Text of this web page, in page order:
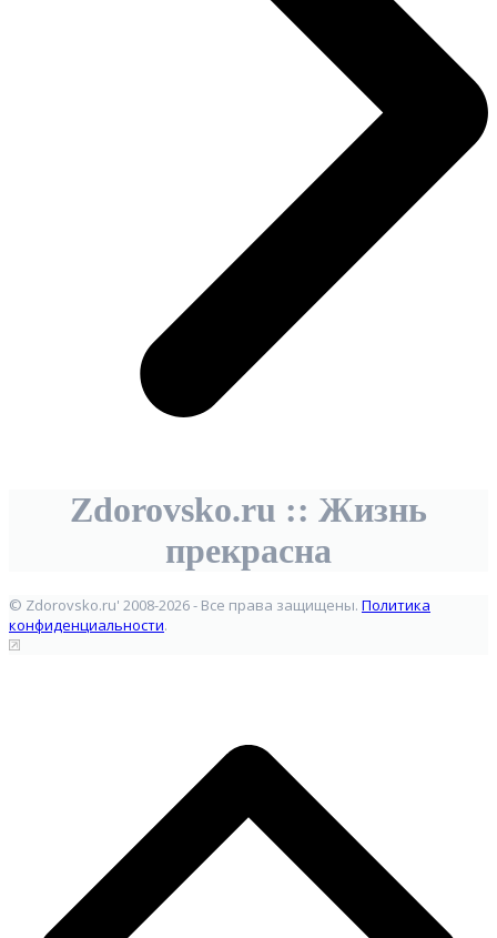
Zdorovsko.ru :: Жизнь
прекрасна
© Zdorovsko.ru' 2008-2026 - Все права защищены. Политика
конфиденциальности.